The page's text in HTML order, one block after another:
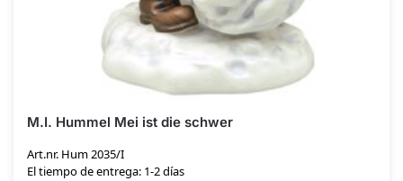
M.I. Hummel Mei ist die schwer
Art.nr. Hum 2035/I
El tiempo de entrega: 1-2 días